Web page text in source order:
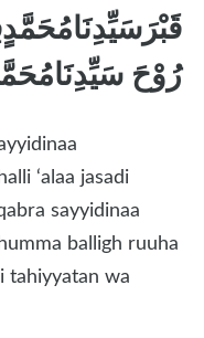
رُوْحَ
‘alaa jasadi
sayyidinaa
balligh ruuha
tahiyyatan wa